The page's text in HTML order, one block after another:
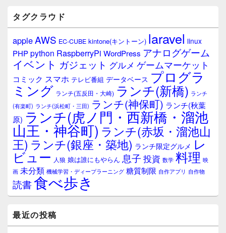
ウ
ィ
ジ
ェ
ア
タグクラウド
appleAWS EC-CUBE kintone(キントーン) laravel linux
PHPpython RaspberryPi WordPress アナログゲーム
イベント ガジェット グルメ ゲームマーケット
コミック スマホ テレビ番組 データベース プログラ
ミング ランチ(五反田・大崎) ランチ(新橋) ランチ
(有楽町) ランチ(浜松町・三田) ランチ(神保町) ランチ(秋葉
原) ランチ(虎ノ門・西新橋・溜池
山王・神谷町) ランチ(赤坂・溜池山
王) ランチ(銀座・築地) ランチ限定グルメ レ
ビュー 人狼 娘は誰にもやらん 息子 投資 数学 料理 映
画 未分類 機械学習・ディープラーニング 糖質制限 自作アプリ 自作物
読書食べ歩き
最近の投稿